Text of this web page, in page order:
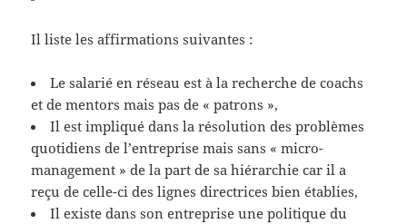
Il liste les affirmations suivantes :
Le salarié en réseau est à la recherche de coachs
et de mentors mais pas de « patrons »,
Il est impliqué dans la résolution des problèmes
quotidiens de l’entreprise mais sans « micro-
management » de la part de sa hiérarchie car il a
reçu de celle-ci des lignes directrices bien établies,
Il existe dans son entreprise une politique du